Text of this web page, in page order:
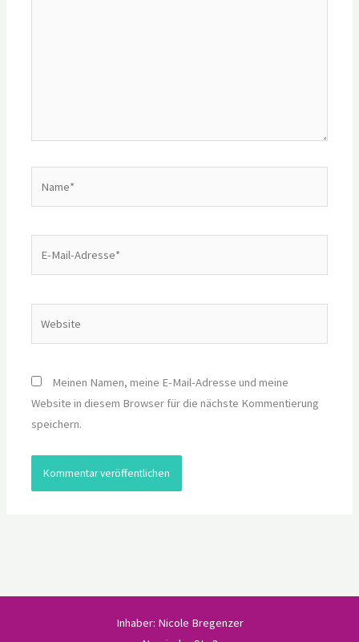
Meinen Namen, meine E-Mail-Adresse und meine
Website in diesem Browser für die nächste Kommentierung
speichern.
Inhaber: Nicole Bregenzer